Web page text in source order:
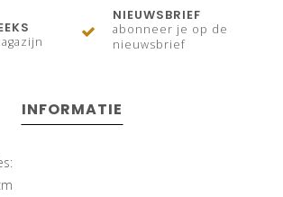
NIEUWSBRIEF
abonneer je op de
nieuwsbrief
INFORMATIE